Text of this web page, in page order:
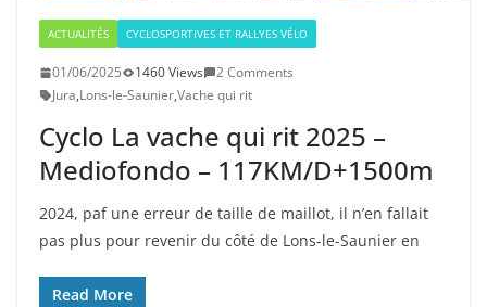
ACTUALITÉS CYCLOSPORTIVES ET RALLYES VÉLO
01/06/2025 1460 Views
2 Comments
Jura,Lons-le-Saunier,Vache qui rit
Cyclo La vache qui rit 2025 –
Mediofondo – 117KM/D+1500m
2024, paf une erreur de taille de maillot, il n’en fallait
pas plus pour revenir du côté de Lons-le-Saunier en
Read More